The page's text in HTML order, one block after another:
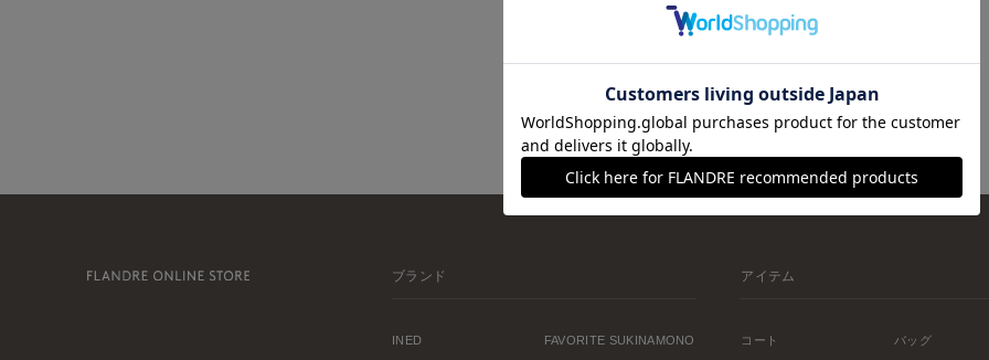
ブランド
INED FAVORITE SUKINAMONO
アイテム
コート バッグ